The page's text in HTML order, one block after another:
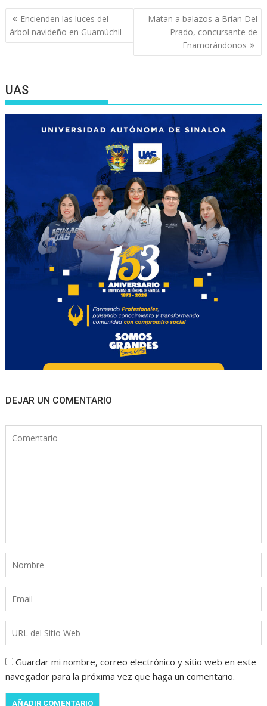
Navegación
de
entradas
Encienden las luces del
árbol navideño en Guamúchil
Matan a balazos a Brian Del
Prado, concursante de
Enamorándonos
UAS
DEJAR UN COMENTARIO
Guardar mi nombre, correo electrónico y sitio web en este
navegador para la próxima vez que haga un comentario.